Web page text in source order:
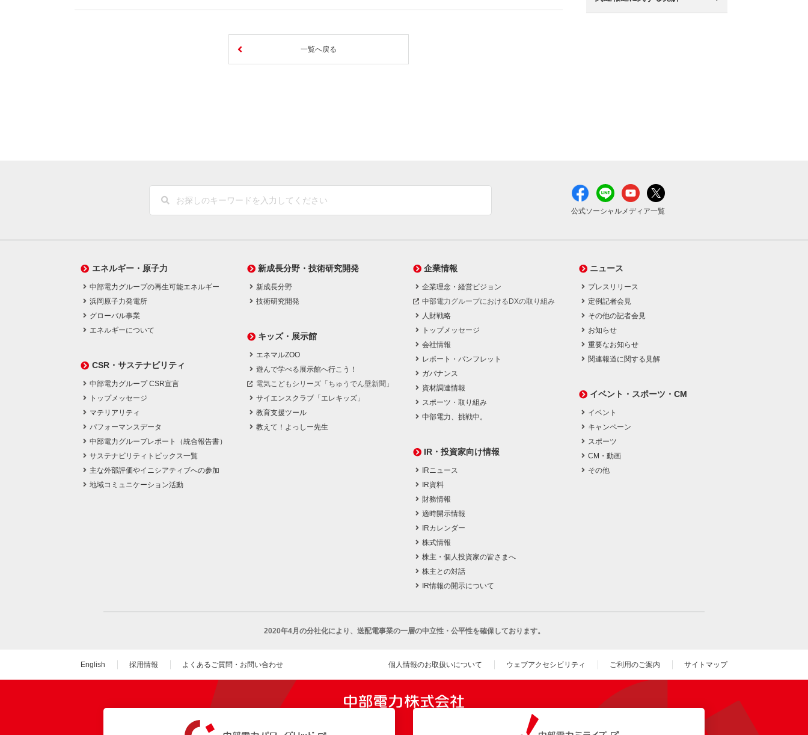
一覧へ戻る
公式ソーシャルメディア一覧
エネルギー・原子力
中部電力グループの再生可能エネルギー
浜岡原子力発電所
グローバル事業
エネルギーについて
CSR・サステナビリティ
中部電力グループ CSR宣言
トップメッセージ
マテリアリティ
パフォーマンスデータ
中部電力グループレポート（統合報告書）
サステナビリティトピックス一覧
主な外部評価やイニシアティブへの参加
地域コミュニケーション活動
新成長分野・技術研究開発
新成長分野
技術研究開発
キッズ・展示館
エネマルZOO
遊んで学べる展示館へ行こう！
電気こどもシリーズ「ちゅうでん壁新聞」
サイエンスクラブ「エレキッズ」
教育支援ツール
教えて！よっしー先生
企業情報
企業理念・経営ビジョン
中部電力グループにおけるDXの取り組み
人財戦略
トップメッセージ
会社情報
レポート・パンフレット
ガバナンス
資材調達情報
スポーツ・取り組み
中部電力、挑戦中。
IR・投資家向け情報
IRニュース
IR資料
財務情報
適時開示情報
IRカレンダー
株式情報
株主・個人投資家の皆さまへ
株主との対話
IR情報の開示について
ニュース
プレスリリース
定例記者会見
その他の記者会見
お知らせ
重要なお知らせ
関連報道に関する見解
イベント・スポーツ・CM
イベント
キャンペーン
スポーツ
CM・動画
その他
2020年4月の分社化により、 送配電事業の一層の中立性・公平性を確保しております。
English 採用情報 よくあるご質問・お問い合わせ 個人情報のお取扱いについて ウェブアクセシビリティ ご利用のご案内 サイトマップ